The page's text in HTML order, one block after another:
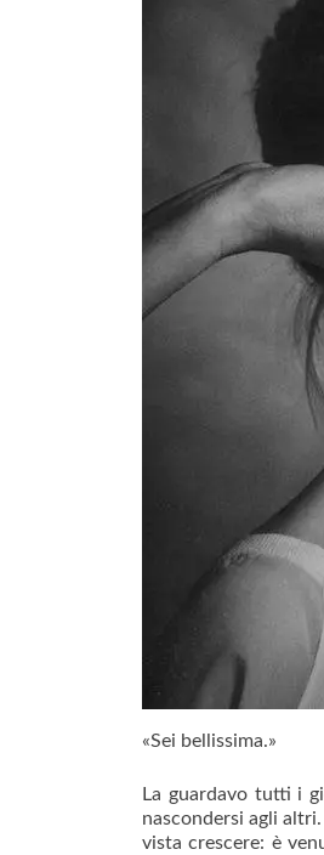
«Sei bellissima.»
La guardavo tutti i
nascondersi agli
vista crescere: è